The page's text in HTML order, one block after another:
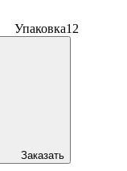
Упаковка12
Заказать